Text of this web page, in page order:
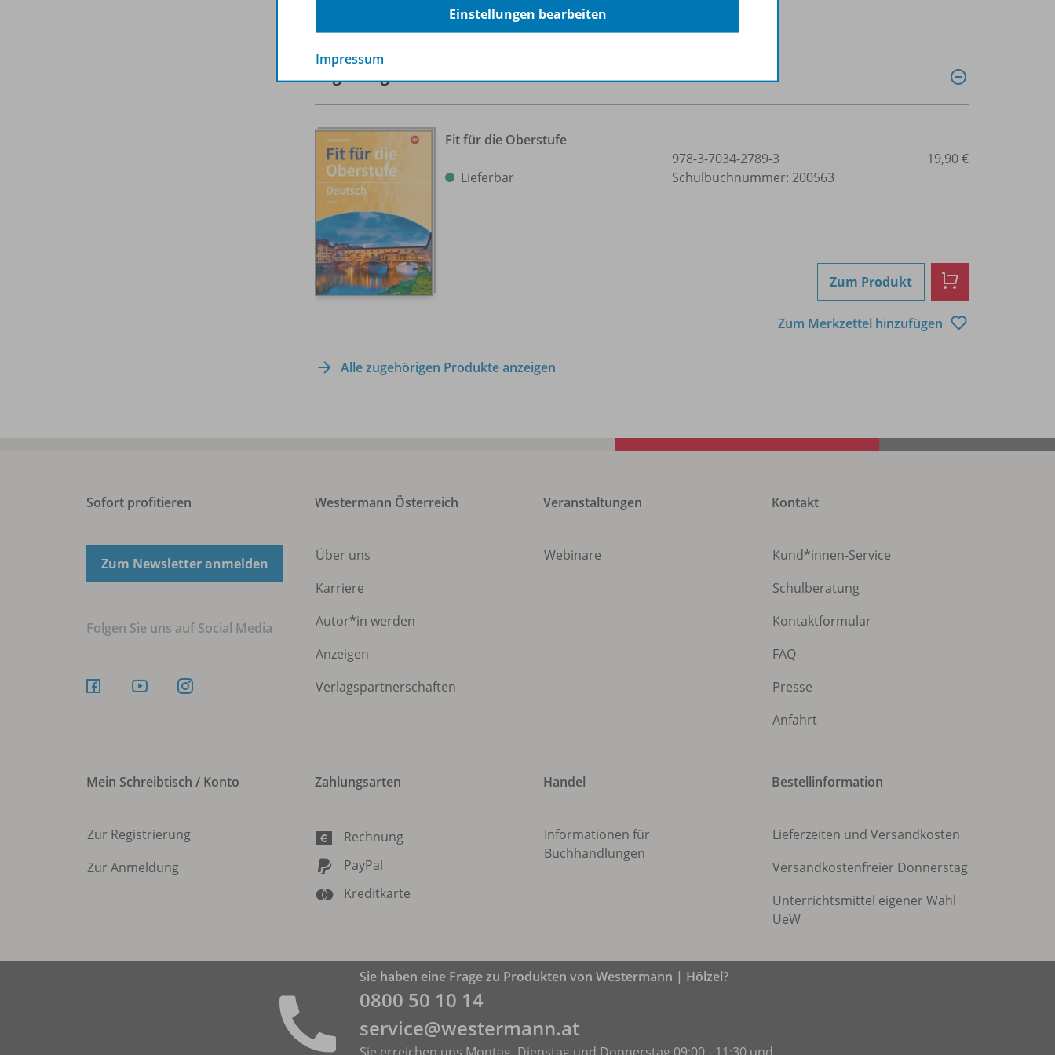
Zugehörige Produkte
Fit für die Oberstufe
Lieferbar
978-3-7034-2789-3
Schulbuchnummer: 200563
19,90 €
Zum Produkt
Zum Merkzettel hinzufügen
Alle zugehörigen Produkte anzeigen
Sofort profitieren
Zum Newsletter anmelden
Folgen Sie uns auf Social Media
Westermann Österreich
Über uns
Karriere
Autor*in werden
Anzeigen
Verlagspartnerschaften
Veranstaltungen
Webinare
Kontakt
Kund*innen-Service
Schulberatung
Kontaktformular
FAQ
Presse
Anfahrt
Mein Schreibtisch / Konto
Zur Registrierung
Zur Anmeldung
Zahlungsarten
Rechnung
PayPal
Kreditkarte
Handel
Informationen für
Buchhandlungen
Bestellinformation
Lieferzeiten und Versandkosten
Versandkostenfreier Donnerstag
Unterrichtsmittel eigener Wahl
UeW
Sie haben eine Frage zu Produkten von Westermann | Hölzel?
0800 50 10 14
service@westermann.at
Einstellungen bearbeiten
Impressum